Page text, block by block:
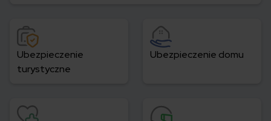
Ubezpieczenie
turystyczne
Ubezpieczenie domu